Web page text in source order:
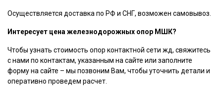
Осуществляется доставка по РФ и СНГ, возможен самовывоз.
Интересует цена железнодорожных опор МШК?
Чтобы узнать стоимость опор контактной сети жд, свяжитесь
с нами по контактам, указанным на сайте или заполните
форму на сайте – мы позвоним Вам, чтобы уточнить детали и
оперативно проведем расчет.